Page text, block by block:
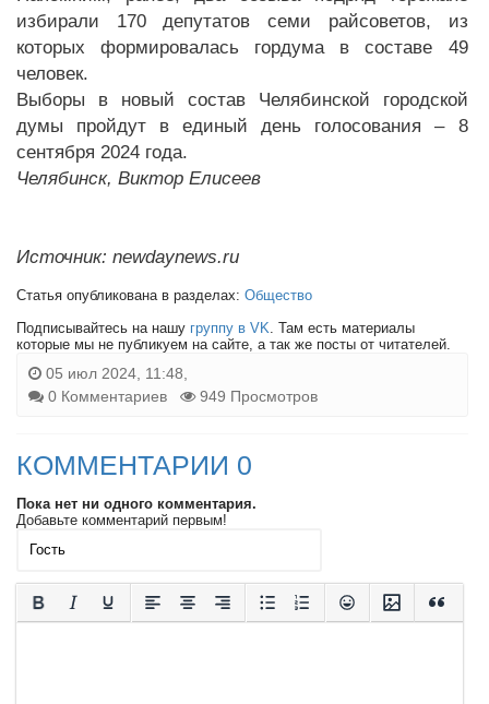
избирали 170 депутатов семи райсоветов, из
которых формировалась гордума в составе 49
человек.
Выборы в новый состав Челябинской городской
думы пройдут в единый день голосования – 8
сентября 2024 года.
Челябинск, Виктор Елисеев
Источник: newdaynews.ru
Статья опубликована в разделах: Общество
Подписывайтесь на нашу группу в VK . Там есть материалы
которые мы не публикуем на сайте, а так же посты от читателей.
05 июл 2024, 11:48,
0 Комментариев
949 Просмотров
КОММЕНТАРИИ 0
Пока нет ни одного комментария.
Добавьте комментарий первым!